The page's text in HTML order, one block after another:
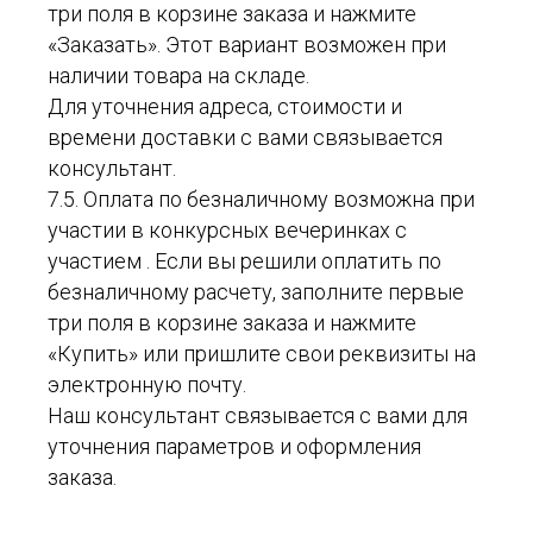
три поля в корзине заказа и нажмите
«Заказать». Этот вариант возможен при
наличии товара на складе.
Для уточнения адреса, стоимости и
времени доставки с вами связывается
консультант.
7.5. Оплата по безналичному возможна при
участии в конкурсных вечеринках с
участием . Если вы решили оплатить по
безналичному расчету, заполните первые
три поля в корзине заказа и нажмите
«Купить» или пришлите свои реквизиты на
электронную почту.
Наш консультант связывается с вами для
уточнения параметров и оформления
заказа.